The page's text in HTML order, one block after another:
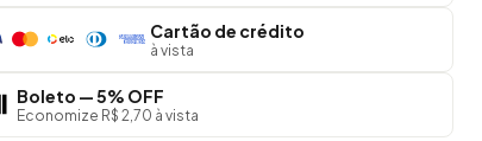
Cartão de crédito
à vista
Boleto — 5% OFF
Economize R$ 2,70 à vista